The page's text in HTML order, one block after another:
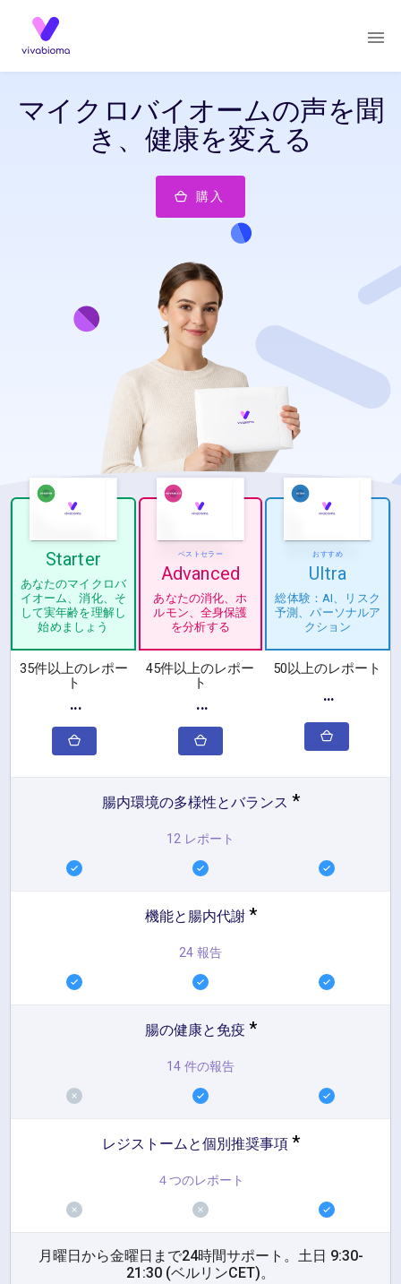
マイクロバイオームの声を聞
き、健康を変える
購入
Starter
あなたのマイクロバ
イオーム、消化、そ
して実年齢を理解し
始めましょう
ベストセラー
Advanced
あなたの消化、ホ
ルモン、全身保護
を分析する
おすすめ
Ultra
総体験：AI、リスク
予測、パーソナルア
クション
35件以上のレポー
ト
···
45件以上のレポー
ト
···
50以上のレポート
···
腸内環境の多様性とバランス *
12 レポート
機能と腸内代謝 *
24 報告
腸の健康と免疫 *
14 件の報告
レジストームと個別推奨事項 *
４つのレポート
月曜日から金曜日まで24時間サポート。土日 9:30-
21:30 (ベルリンCET)。